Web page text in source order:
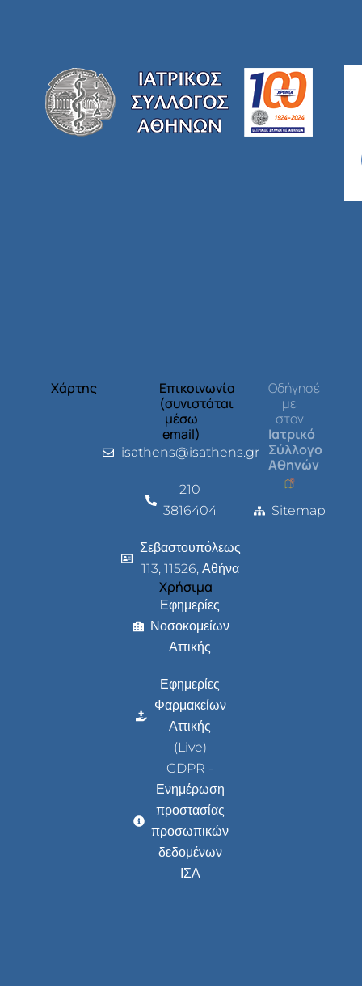
Χάρτης
Επικοινωνία
(συνιστάται
μέσω
email)
isathens@isathens.gr
210
3816404
Σεβαστουπόλεως
113, 11526, Αθήνα
Χρήσιμα
Εφημερίες
Νοσοκομείων
Αττικής
Εφημερίες
Φαρμακείων
Αττικής
(Live)
GDPR -
Ενημέρωση
προστασίας
προσωπικών
δεδομένων
ΙΣΑ
Οδήγησέ
με
στον
Ιατρικό
Σύλλογο
Αθηνών
Sitemap